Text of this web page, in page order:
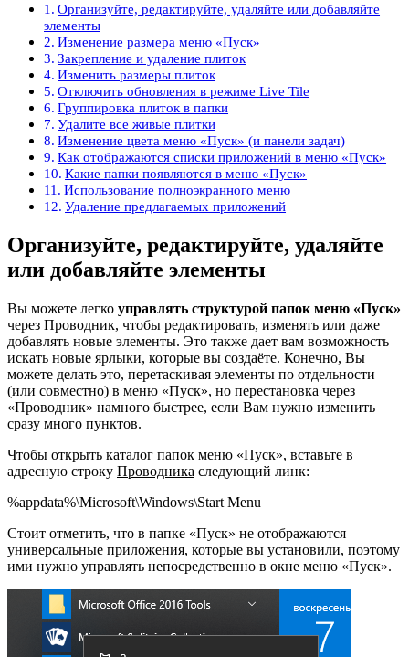
Организуйте, редактируйте, удаляйте или добавляйте
элементы
Изменение размера меню «Пуск»
Закрепление и удаление плиток
Изменить размеры плиток
Отключить обновления в режиме Live Tile
Группировка плиток в папки
Удалите все живые плитки
Изменение цвета меню «Пуск» (и панели задач)
Как отображаются списки приложений в меню «Пуск»
Какие папки появляются в меню «Пуск»
Использование полноэкранного меню
Удаление предлагаемых приложений
Организуйте, редактируйте, удаляйте
или добавляйте элементы
Вы можете легко управлять структурой папок меню «Пуск»
через Проводник, чтобы редактировать, изменять или даже
добавлять новые элементы. Это также дает вам возможность
искать новые ярлыки, которые вы создаёте. Конечно, Вы
можете делать это, перетаскивая элементы по отдельности
(или совместно) в меню «Пуск», но перестановка через
«Проводник» намного быстрее, если Вам нужно изменить
сразу много пунктов.
Чтобы открыть каталог папок меню «Пуск», вставьте в
адресную строку Проводника следующий линк:
%appdata%\Microsoft\Windows\Start Menu
Стоит отметить, что в папке «Пуск» не отображаются
универсальные приложения, которые вы установили, поэтому
ими нужно управлять непосредственно в окне меню «Пуск».